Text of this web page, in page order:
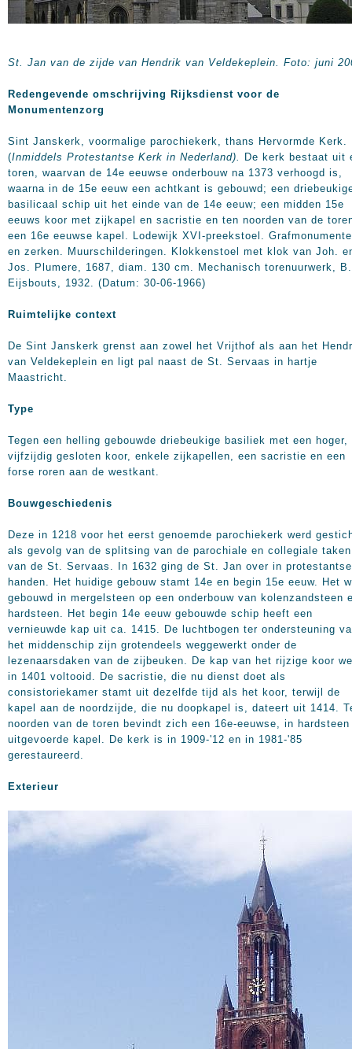
St. Jan van de zijde van Hendrik van Veldekeplein. Foto: juni
Redengevende omschrijving Rijksdienst voor de
Monumentenzorg
Sint Janskerk, voormalige parochiekerk, thans Hervormde Kerk.
(Inmiddels Protestantse Kerk in Nederland).
De kerk bestaat uit
toren, waarvan de 14e eeuwse onderbouw na 1373 verhoogd is,
waarna in de 15e eeuw een achtkant is gebouwd; een
basilicaal schip uit het einde van de 14e eeuw; een midden 15e
eeuws koor met zijkapel en sacristie en ten noorden van de
een 16e eeuwse kapel. Lodewijk XVI-preekstoel.
en zerken. Muurschilderingen. Klokkenstoel met klok van Joh.
Jos. Plumere, 1687, diam. 130 cm . Mechanisch torenuurwerk, B.
Eijsbouts, 1932. (Datum: 30-06-1966)
Ruimtelijke context
De Sint Janskerk grenst aan zowel het Vrijthof als aan het
van Veldekeplein en ligt pal naast de St. Servaas in hartje
Maastricht.
Type
Tegen een helling gebouwde driebeukige basiliek met een hoger,
vijfzijdig gesloten koor, enkele zijkapellen, een sacristie en een
forse roren aan de westkant.
Bouwgeschiedenis
Deze in 1218 voor het eerst genoemde parochiekerk werd
als gevolg van de splitsing van de parochiale en collegiale taken
van de St. Servaas. In 1632 ging de St. Jan over in protestantse
handen. Het huidige gebouw stamt 14e en begin 15e eeuw. Het
gebouwd in mergelsteen op een onderbouw van kolenzandsteen
hardsteen. Het begin 14e eeuw gebouwde schip heeft een
vernieuwde kap uit ca. 1415. De luchtbogen ter ondersteuning
het middenschip zijn grotendeels weggewerkt onder de
lezenaarsdaken van de zijbeuken. De kap van het rijzige koor
in 1401 voltooid. De sacristie, die nu dienst doet als
consistoriekamer stamt uit dezelfde tijd als het koor, terwijl de
kapel aan de noordzijde, die nu doopkapel is, dateert uit 1414.
noorden van de toren bevindt zich een 16e-eeuwse, in hardsteen
uitgevoerde kapel. De kerk is in 1909-'12 en in 1981-'85
gerestaureerd.
Exterieur